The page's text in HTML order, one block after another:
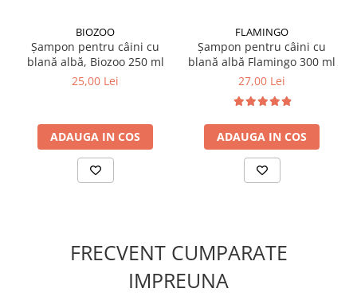
atenție, folosind foarfeca și pila incluse.
✔️Compoziție:
Set alcătuit din 7 instrumente:
perie pentru smuls delicat
pieptene pentru curățarea periei
pieptene pentru descâlcire
foarfeci pentru gheare
BIOZOO
Șampon pentru câini cu
blană albă, Biozoo 250 ml
25,00 Lei
ADAUGA IN COS
FLAMINGO
Șampon pentru câini cu
blană albă Flamingo 300 ml
27,00 Lei
ADAUGA IN COS
FRECVENT CUMPARATE
IMPREUNA